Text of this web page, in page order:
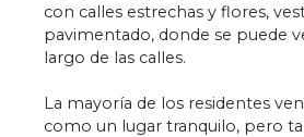
con calles estrechas y flores,
pavimentado, donde se puede
largo de las calles.
La mayoría de los residentes
como un lugar tranquilo, pero